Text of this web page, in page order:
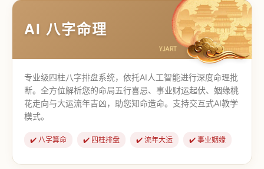
AI 八字命理
专业级四柱八字排盘系统，依托AI人工智能进行深度命理批
断。全方位解析您的命局五行喜忌、事业财运起伏、姻缘桃
花走向与大运流年吉凶，助您知命造命。支持交互式AI教学
模式。
✔️ 八字算命 ✔️ 四柱排盘 ✔️ 流年大运 ✔️ 事业姻缘